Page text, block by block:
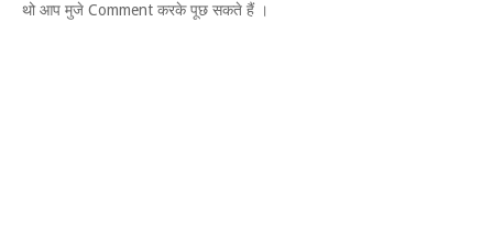
थो आप मुजे Comment करके पूछ सकते हैं ।